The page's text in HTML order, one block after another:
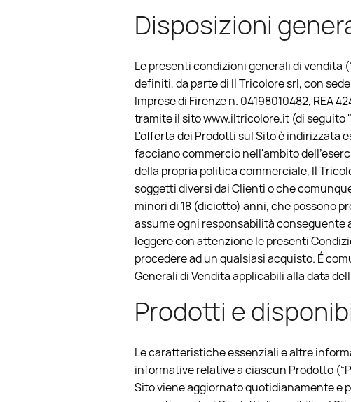
Disposizioni
Le presenti condizioni generali di vendita
definiti, da parte di Il Tricolore srl, con
Imprese di Firenze n. 04198010482, REA
tramite il sito www.iltricolore.it (di seguito
L'offerta dei Prodotti sul Sito è indirizzata
facciano commercio nell'ambito
della propria politica commerciale, Il
soggetti diversi dai Clienti o che
minori di 18 (diciotto) anni, che possono
assume ogni responsabilità conseguente
leggere con attenzione le presenti
procedere ad un qualsiasi acquisto. É
Generali di Vendita applicabili alla data
Prodotti e
Le caratteristiche essenziali e altre
informative relative a ciascun Prodotto
Sito viene aggiornato quotidianamente e